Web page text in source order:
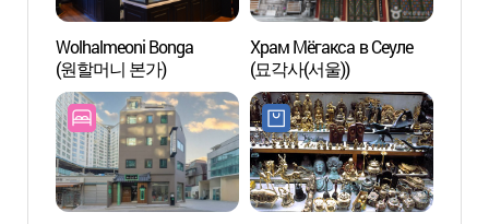
Wolhalmeoni Bonga
(원할머니 본가)
Храм Мёгакса в Сеуле
(묘각사(서울))